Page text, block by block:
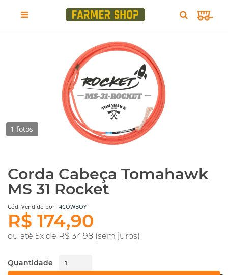
1 fotos
Corda Cabeça Tomahawk
MS 31 Rocket
Cód. Vendido por: 4COWBOY
R$ 174,90
ou até 5x de R$ 34,98 (sem juros)
Quantidade